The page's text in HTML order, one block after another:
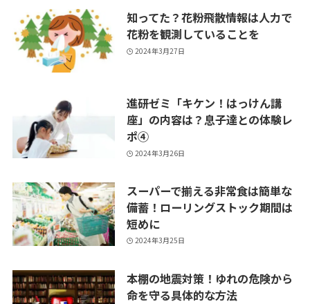
知ってた？花粉飛散情報は人力で
花粉を観測していることを
2024年3月27日
進研ゼミ「キケン！はっけん講
座」の内容は？息子達との体験レ
ポ④
2024年3月26日
スーパーで揃える非常食は簡単な
備蓄！ローリングストック期間は
短めに
2024年3月25日
本棚の地震対策！ゆれの危険から
命を守る具体的な方法